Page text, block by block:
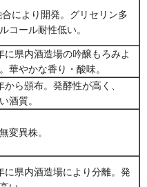
により開発。グリセリン多
コール耐性低い。
に県内酒造場の吟醸もろみよ
華やかな香り・酸味。
から頒布。発酵性が高く、
酒質。
変異株。
に県内酒造場により分離。発